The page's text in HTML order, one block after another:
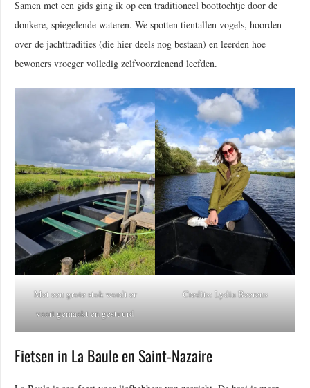
Samen met een gids ging ik op een traditioneel boottochtje door de
donkere, spiegelende wateren. We spotten tientallen vogels, hoorden
over de jachttradities (die hier deels nog bestaan) en leerden hoe
bewoners vroeger volledig zelfvoorzienend leefden.
Met een grote stok wordt er
vaart gemaakt en gestuurd
Credits: Lydia Beerens
Fietsen in La Baule en Saint-Nazaire